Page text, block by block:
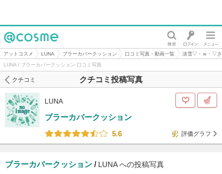
@cosme
アットコスメ LUNA ブラーカバークッション 口コミ写真・動画一覧
淡雪▽・ｗ・▽さ
LUNA / ブラーカバークッション 口コミ写真
クチコミ投稿写真
クチコミ
LUNA
ブラーカバークッション
5.6
評価グラフ
ブラーカバークッション / LUNA への投稿写真